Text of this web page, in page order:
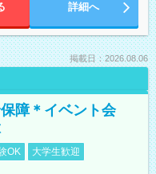
詳細へ
掲載日：2026.08.06
障＊イベント会
OK
大学生歓迎